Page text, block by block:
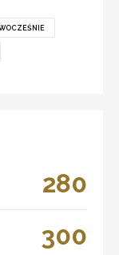
280
300